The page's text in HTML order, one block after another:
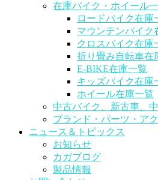
在庫バイク・ホイール
ロードバイク在庫
マウンテンバイク
クロスバイク在庫
折り畳み自転車在
E-BIKE在庫一覧
キッズバイク在庫
ホイール在庫一覧
中古バイク、新古車、
ブランド・パーツ・ア
ニュース＆トピックス
お知らせ
カガブログ
製品情報